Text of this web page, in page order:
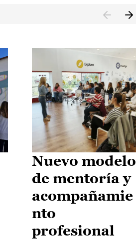
Nuevo modelo
de mentoría y
acompañamie
nto
profesional